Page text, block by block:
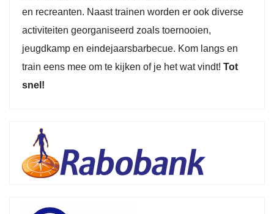
en recreanten. Naast trainen worden er ook diverse
activiteiten georganiseerd zoals toernooien,
jeugdkamp en eindejaarsbarbecue. Kom langs en
train eens mee om te kijken of je het wat vindt! Tot
snel!